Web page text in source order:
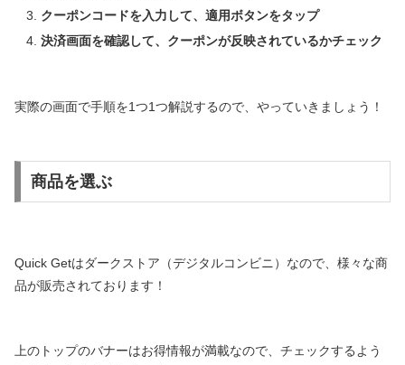
クーポンコードを入力して、適用ボタンをタップ
決済画面を確認して、クーポンが反映されているかチェック
実際の画面で手順を1つ1つ解説するので、やっていきましょう！
商品を選ぶ
Quick Getはダークストア（デジタルコンビニ）なので、様々な商
品が販売されております！
上のトップのバナーはお得情報が満載なので、チェックするよう